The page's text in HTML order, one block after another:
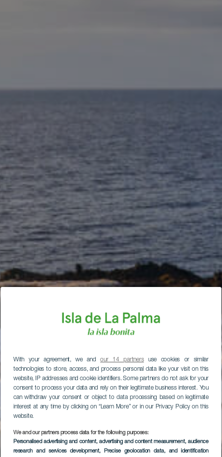
With your agreement, we andour 14 partnersuse cookies or similar
technologies to store, access, and process personal data like your visit on this
website, IP addresses and cookie identifiers. Some partners do not ask for your
consent to process your data and rely on their legitimate business interest. You
can withdraw your consent or object to data processing based on legitimate
interest at any time by clicking on “Learn More” or in our Privacy Policy on this
website.
We and our partners process data for the following purposes:
Personalised advertising and content, advertising and content measurement, audience
research and services development, Precise geolocation data, and identification